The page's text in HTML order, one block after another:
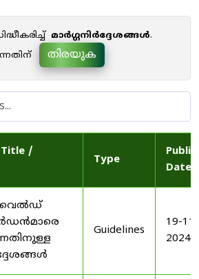
മാർഗ്ഗനിർദ്ദേശങ്ങൾ.
തിരയുക
Title /
Type
Date
Guidelines
19-11-
2024